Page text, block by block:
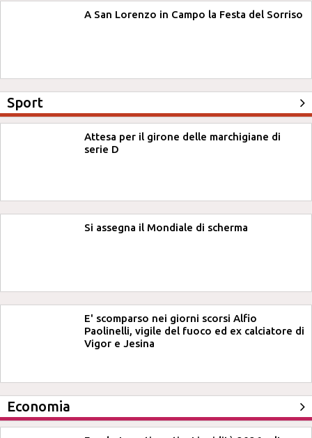
A San Lorenzo in Campo la Festa del Sorriso
Sport
Attesa per il girone delle marchigiane di
serie D
Si assegna il Mondiale di scherma
E' scomparso nei giorni scorsi Alfio
Paolinelli, vigile del fuoco ed ex calciatore di
Vigor e Jesina
Economia